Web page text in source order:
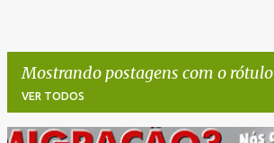
Mostrando postagens com o rótulo
VER TODOS